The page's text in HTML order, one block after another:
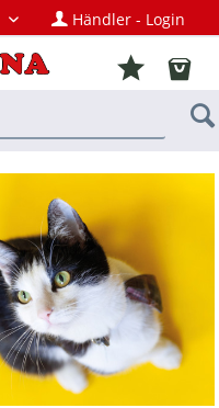
Händler - Login